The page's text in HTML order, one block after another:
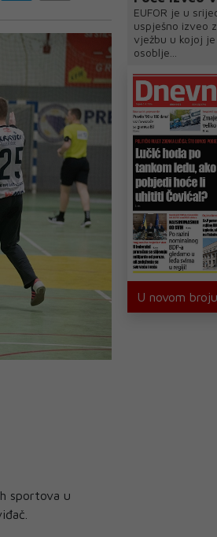
sportova u
EUFOR je u
uspješno izveo
vježbu u kojoj
osoblje...
U novom